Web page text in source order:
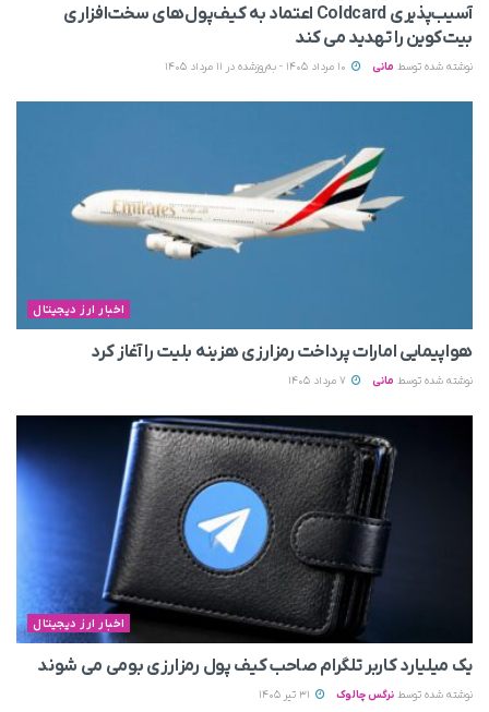
آسیب‌پذیری Coldcard اعتماد به کیف‌پول‌های سخت‌افزاری
بیت‌کوین را تهدید می‌ کند
نوشته شده توسط مانی
اخبار ارز دیجیتال
هواپیمایی امارات پرداخت رمزارزی هزینه بلیت را آغاز کرد
نوشته شده توسط مانی
اخبار ارز دیجیتال
یک میلیارد کاربر تلگرام صاحب کیف پول رمزارزی بومی می‌ شوند
نوشته شده توسط نرگس چالوک